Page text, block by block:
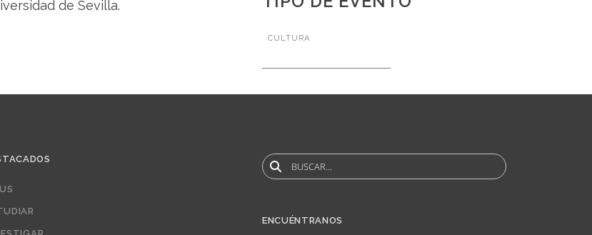
de Sevilla.
CULTURA
Buscar
ENCUÉNTRANOS